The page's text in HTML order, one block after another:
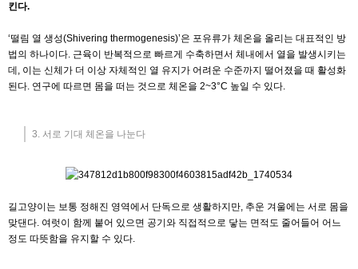
킨다.
‘떨림 열 생성(Shivering thermogenesis)’은 포유류가 체온을 올리는 대표적인 방
법의 하나이다. 근육이 반복적으로 빠르게 수축하면서 체내에서 열을 발생시키는
데, 이는 신체가 더 이상 자체적인 열 유지가 어려운 수준까지 떨어졌을 때 활성화
된다. 연구에 따르면 몸을 떠는 것으로 체온을 2~3°C 높일 수 있다.
3. 서로 기대 체온을 나눈다
길고양이는 보통 정해진 영역에서 단독으로 생활하지만, 추운 겨울에는 서로 몸을
맞댄다. 여럿이 함께 붙어 있으면 공기와 직접적으로 닿는 면적도 줄어들어 어느
정도 따뜻함을 유지할 수 있다.